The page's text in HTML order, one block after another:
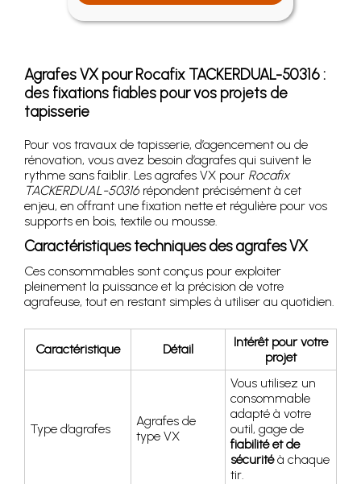
Agrafes VX pour Rocafix TACKERDUAL-50316 :
des fixations fiables pour vos projets de
tapisserie
Pour vos travaux de tapisserie, d’agencement ou de
rénovation, vous avez besoin d’agrafes qui suivent le
rythme sans faiblir. Les agrafes VX pour Rocafix
TACKERDUAL-50316 répondent précisément à cet
enjeu, en offrant une fixation nette et régulière pour vos
supports en bois, textile ou mousse.
Caractéristiques techniques des agrafes VX
Ces consommables sont conçus pour exploiter
pleinement la puissance et la précision de votre
agrafeuse, tout en restant simples à utiliser au quotidien.
Caractéristique Détail
Intérêt pour votre
projet
Type d’agrafes
Agrafes de
type VX
Vous utilisez un
consommable
adapté à votre
outil, gage de
fiabilité et de
sécuritéà chaque
tir.